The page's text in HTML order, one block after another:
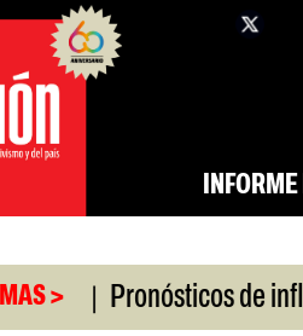
>
| Pronósticos de